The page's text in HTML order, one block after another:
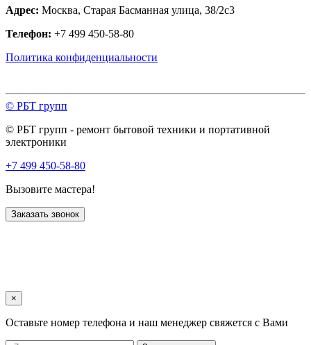
Адрес: Москва, Старая Басманная улица, 38/2с3
Телефон: +7 499 450-58-80
Политика конфиденциальности
© РБТ групп
© РБТ групп - ремонт бытовой техники и портативной
электроники
+7 499 450-58-80
Вызовите мастера!
Заказать звонок
×
Оставьте номер телефона и наш менеджер свяжется с Вами